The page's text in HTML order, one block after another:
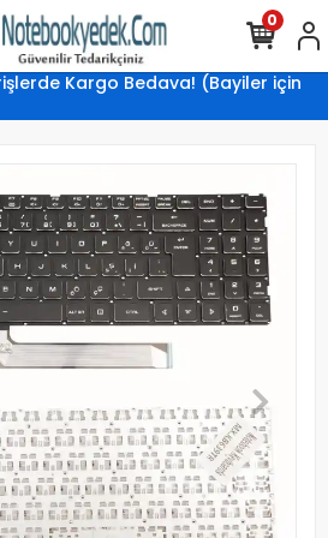
Kargo Bedava! (Bayiler için
0